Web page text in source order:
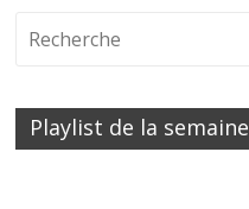
Playlist de la semaine